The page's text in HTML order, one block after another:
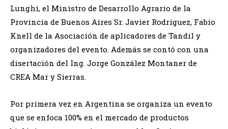
Lunghi, el Ministro de Desarrollo Agrario de la
Provincia de Buenos Aires Sr. Javier Rodríguez, Fabio
Knell de la Asociación de aplicadores de Tandil y
organizadores del evento. Además se contó con una
disertación del Ing. Jorge González Montaner de
CREA Mar y Sierras.
Por primera vez en Argentina se organiza un evento
que se enfoca 100% en el mercado de productos